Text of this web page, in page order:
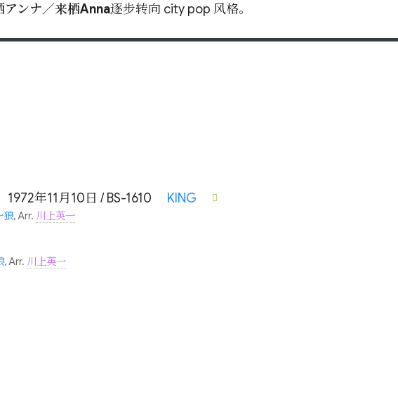
アンナ／来栖Anna逐步转向 city pop 风格。
1972年11月10日 / BS-1610 KING
狼, Arr. 川上英一
, Arr. 川上英一